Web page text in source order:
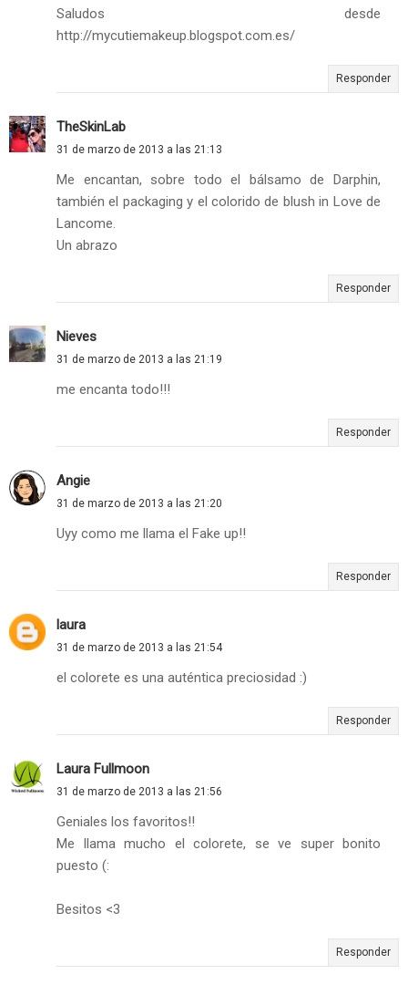
Saludos desde
http://mycutiemakeup.blogspot.com.es/
Responder
TheSkinLab
31 de marzo de 2013 a las 21:13
Me encantan, sobre todo el bálsamo de Darphin,
también el packaging y el colorido de blush in Love de
Lancome.
Un abrazo
Responder
Nieves
31 de marzo de 2013 a las 21:19
me encanta todo!!!
Responder
Angie
31 de marzo de 2013 a las 21:20
Uyy como me llama el Fake up!!
Responder
laura
31 de marzo de 2013 a las 21:54
el colorete es una auténtica preciosidad :)
Responder
Laura Fullmoon
31 de marzo de 2013 a las 21:56
Geniales los favoritos!!
Me llama mucho el colorete, se ve super bonito
puesto (:
Besitos <3
Responder